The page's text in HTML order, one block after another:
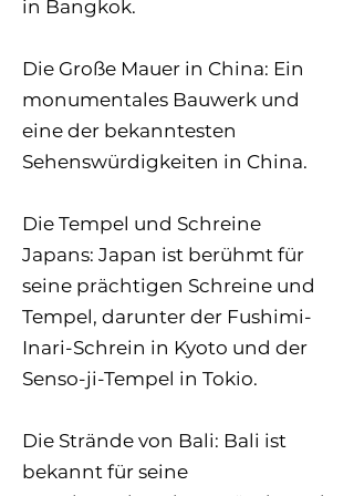
in Bangkok.
Die Große Mauer in China: Ein
monumentales Bauwerk und
eine der bekanntesten
Sehenswürdigkeiten in China.
Die Tempel und Schreine
Japans: Japan ist berühmt für
seine prächtigen Schreine und
Tempel, darunter der Fushimi-
Inari-Schrein in Kyoto und der
Senso-ji-Tempel in Tokio.
Die Strände von Bali: Bali ist
bekannt für seine